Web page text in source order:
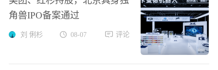
角兽IPO备案通过
刘 俐杉 08-07 评论